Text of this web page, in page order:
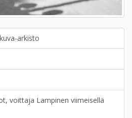
arkisto
voittaja Lampinen viimeisellä